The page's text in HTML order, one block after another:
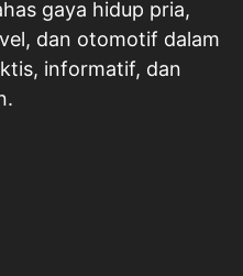
gaya hidup pria,
dan otomotif dalam
informatif, dan